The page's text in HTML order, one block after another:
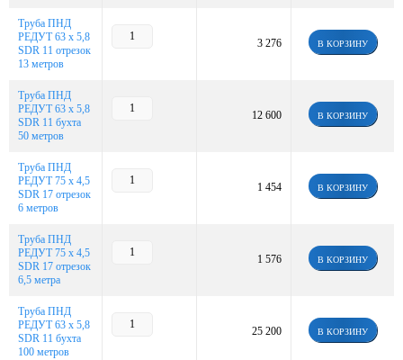
Труба ПНД
РЕДУТ 63 х 5,8
SDR 11 отрезок
13 метров
3 276 В КОРЗИНУ
Труба ПНД
РЕДУТ 63 х 5,8
SDR 11 бухта
50 метров
12 600 В КОРЗИНУ
Труба ПНД
РЕДУТ 75 х 4,5
SDR 17 отрезок
6 метров
1 454 В КОРЗИНУ
Труба ПНД
РЕДУТ 75 х 4,5
SDR 17 отрезок
6,5 метра
1 576 В КОРЗИНУ
Труба ПНД
РЕДУТ 63 х 5,8
SDR 11 бухта
100 метров
25 200 В КОРЗИНУ